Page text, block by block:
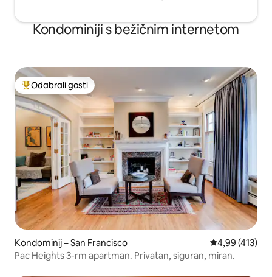
Kondominiji s bežičnim internetom
Među najviše rangiranima s oznakom „Odabrali gosti”
Odabrali gosti
Kondominij – San Francisco Prosječna
4,99 (413)
Pac Heights 3-rm apartman. Privatan, siguran, miran.